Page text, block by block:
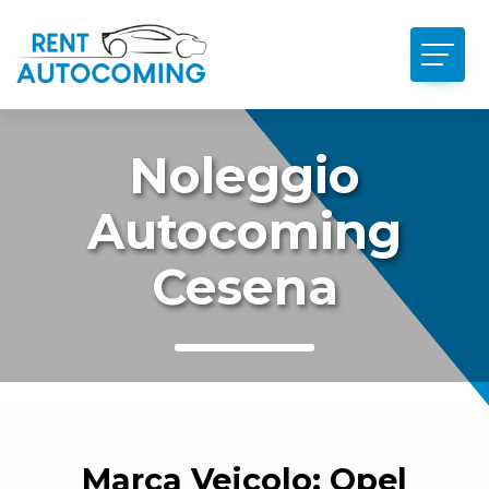
Noleggio
Autocoming
Cesena
Marca Veicolo: Opel